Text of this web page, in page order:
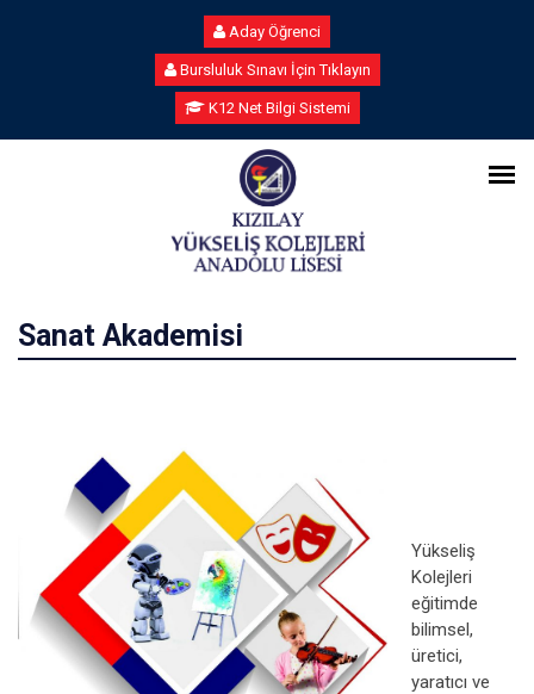
Aday Öğrenci
Bursluluk Sınavı İçin Tıklayın
K12 Net Bilgi Sistemi
Sanat Akademisi
Yükseliş
Kolejleri
eğitimde
bilimsel,
üretici,
yaratıcı ve